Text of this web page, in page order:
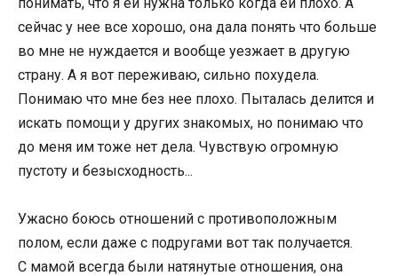
сейчас у нее все хорошо, она дала понять что больше
во мне не нуждается и вообще уезжает в другую
страну. А я вот переживаю, сильно похудела.
Понимаю что мне без нее плохо. Пыталась делится и
искать помощи у других знакомых, но понимаю что
до меня им тоже нет дела. Чувствую огромную
пустоту и безысходность...
Ужасно боюсь отношений с противоположным
полом, если даже с подругами вот так получается.
С мамой всегда были натянутые отношения, она